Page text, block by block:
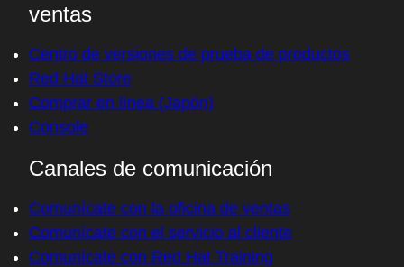
ventas
Centro de versiones de prueba de productos
Red Hat Store
Comprar en línea (Japón)
Console
Canales de comunicación
Comunícate con la oficina de ventas
Comunícate con el servicio al cliente
Comunícate con Red Hat Training